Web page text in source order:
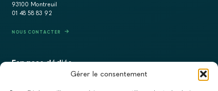
Gérer le consentement
93100 Montreuil
01 48 58 83 92
NOUS CONTACTER
Espaces dédiés